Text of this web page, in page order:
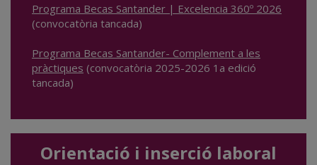
Programa Becas Santander | Excelencia 360º 2026
(convocatòria tancada)
Programa Becas Santander- Complement a les
pràctiques (convocatòria 2025-2026 1a edició
tancada)
Orientació i inserció laboral